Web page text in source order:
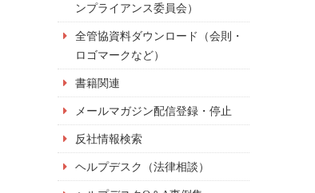
ンプライアンス委員会）
全管協資料ダウンロード（会則・
ロゴマークなど）
書籍関連
メールマガジン配信登録・停止
反社情報検索
ヘルプデスク（法律相談）